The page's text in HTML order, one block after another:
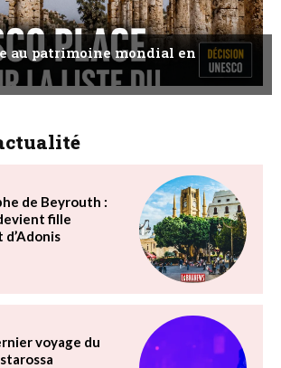
au patrimoine mondial en
de Beyrouth :
fille
d’Adonis
voyage du